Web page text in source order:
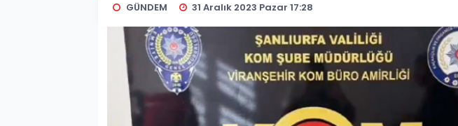
GÜNDEM 31 Aralık 2023 Pazar 17:28